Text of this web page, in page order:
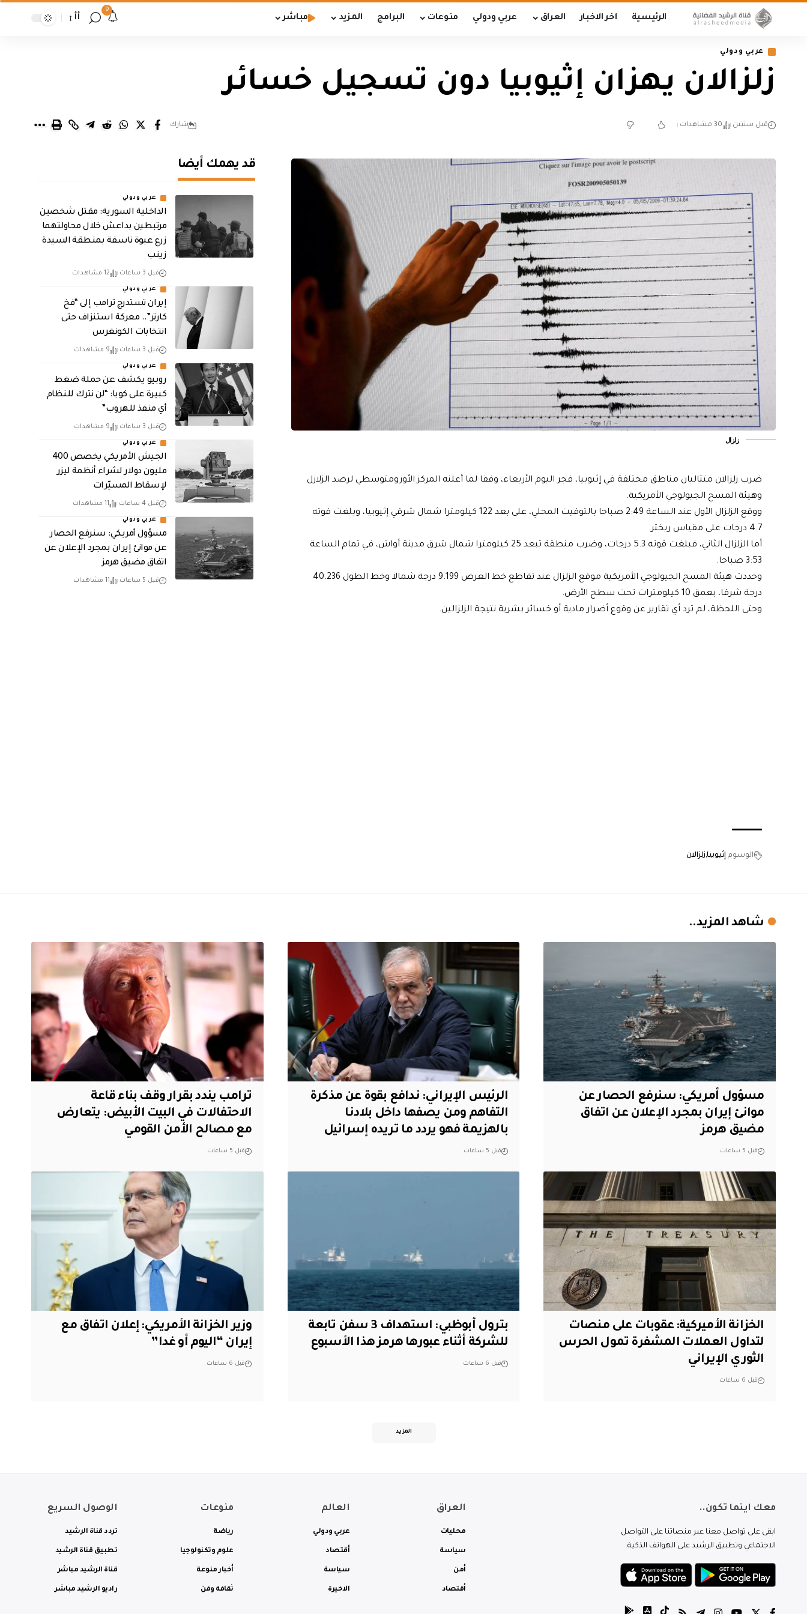
الرئيسية اخر الاخبار العراق عربي ودولي منوعات البرامج المزيد مباشر
9
أأ
عربي ودولي
زلزالان يهزان إثيوبيا دون تسجيل خسائر
قبل سنتين 30 مشاهدات شارك
زلزال
ضرب زلزالان متتاليان مناطق مختلفة في إثيوبيا، فجر اليوم الأربعاء، وفقا لما أعلنه المركز الأورومتوسطي لرصد الزلازل
وهيئة المسح الجيولوجي الأمريكية.
ووقع الزلزال الأول عند الساعة 2:49 صباحا بالتوقيت المحلي، على بعد 122 كيلومترا شمال شرقي إثيوبيا، وبلغت قوته
4.7 درجات على مقياس ريختر.
أما الزلزال الثاني، فبلغت قوته 5.3 درجات، وضرب منطقة تبعد 25 كيلومترا شمال شرق مدينة أواش، في تمام الساعة
3:53 صباحا.
وحددت هيئة المسح الجيولوجي الأمريكية موقع الزلزال عند تقاطع خط العرض 9.199 درجة شمالا وخط الطول 40.236
درجة شرقا، بعمق 10 كيلومترات تحت سطح الأرض.
وحتى اللحظة، لم ترد أي تقارير عن وقوع أضرار مادية أو خسائر بشرية نتيجة الزلزالين.
الوسوم إثيوبيا زلزالان
قد يهمك أيضا
عربي ودولي
الداخلية السورية: مقتل شخصين
مرتبطين بداعش خلال محاولتهما
زرع عبوة ناسفة بمنطقة السيدة
زينب
قبل 3 ساعات 12 مشاهدات
عربي ودولي
إيران تستدرج ترامب إلى “فخ
كارتر”.. معركة استنزاف حتى
انتخابات الكونغرس
قبل 3 ساعات 9 مشاهدات
عربي ودولي
روبيو يكشف عن حملة ضغط
كبيرة على كوبا: “لن نترك للنظام
أي منفذ للهروب”
قبل 3 ساعات 9 مشاهدات
عربي ودولي
الجيش الأمريكي يخصص 400
مليون دولار لشراء أنظمة ليزر
لإسقاط المسيّرات
قبل 4 ساعات 11 مشاهدات
عربي ودولي
مسؤول أمريكي: سنرفع الحصار
عن موانئ إيران بمجرد الإعلان عن
اتفاق مضيق هرمز
قبل 5 ساعات 11 مشاهدات
شاهد المزيد..
مسؤول أمريكي: سنرفع الحصار عن
موانئ إيران بمجرد الإعلان عن اتفاق
مضيق هرمز
قبل 5 ساعات
الرئيس الإيراني: ندافع بقوة عن مذكرة
التفاهم ومن يصفها داخل بلادنا
بالهزيمة فهو يردد ما تريده إسرائيل
قبل 5 ساعات
ترامب يندد بقرار وقف بناء قاعة
الاحتفالات في البيت الأبيض: يتعارض
مع مصالح الأمن القومي
قبل 5 ساعات
الخزانة الأميركية: عقوبات على منصات
لتداول العملات المشفرة تمول الحرس
الثوري الإيراني
قبل 6 ساعات
بترول أبوظبي: استهداف 3 سفن تابعة
للشركة أثناء عبورها هرمز هذا الأسبوع
قبل 6 ساعات
وزير الخزانة الأمريكي: إعلان اتفاق مع
إيران “اليوم أو غدا”
قبل 6 ساعات
المزيد
معك اينما تكون..
ابقى على تواصل معنا عبر منصاتنا على التواصل
الاجتماعي وتطبيق الرشيد على الهواتف الذكية.
العراق
محليات
سياسة
أمن
أقتصاد
العالم
عربي ودولي
أقتصاد
سياسة
الاخيرة
منوعات
رياضة
علوم وتكنولوجيا
أخبار منوعة
ثقافة وفن
الوصول السريع
تردد قناة الرشيد
تطبيق قناة الرشيد
قناة الرشيد مباشر
راديو الرشيد مباشر